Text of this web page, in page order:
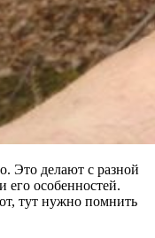
Это делают с разной
его особенностей.
тут нужно помнить